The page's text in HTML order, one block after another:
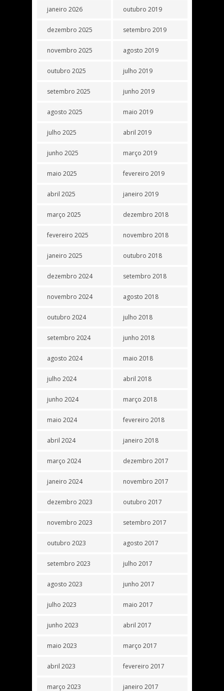
janeiro 2026
dezembro 2025
novembro 2025
outubro 2025
setembro 2025
agosto 2025
julho 2025
junho 2025
maio 2025
abril 2025
março 2025
fevereiro 2025
janeiro 2025
dezembro 2024
novembro 2024
outubro 2024
setembro 2024
agosto 2024
julho 2024
junho 2024
maio 2024
abril 2024
março 2024
janeiro 2024
dezembro 2023
novembro 2023
outubro 2023
setembro 2023
agosto 2023
julho 2023
junho 2023
maio 2023
abril 2023
março 2023
outubro 2019
setembro 2019
agosto 2019
julho 2019
junho 2019
maio 2019
abril 2019
março 2019
fevereiro 2019
janeiro 2019
dezembro 2018
novembro 2018
outubro 2018
setembro 2018
agosto 2018
julho 2018
junho 2018
maio 2018
abril 2018
março 2018
fevereiro 2018
janeiro 2018
dezembro 2017
novembro 2017
outubro 2017
setembro 2017
agosto 2017
julho 2017
junho 2017
maio 2017
abril 2017
março 2017
fevereiro 2017
janeiro 2017